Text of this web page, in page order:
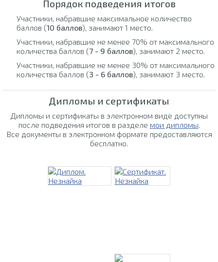
Порядок подведения итогов
Участники, набравшие максимальное количество
баллов (10 баллов), занимают 1 место.
Участники, набравшие не менее 70% от максимального
количества баллов (7 - 9 баллов), занимают 2 место.
Участники, набравшие не менее 30% от максимального
количества баллов (3 - 6 баллов), занимают 3 место.
Дипломы и сертификаты
Дипломы и сертификаты в электронном виде доступны
после подведения итогов в разделе мои дипломы.
Все документы в электронном формате предоставляются
бесплатно.